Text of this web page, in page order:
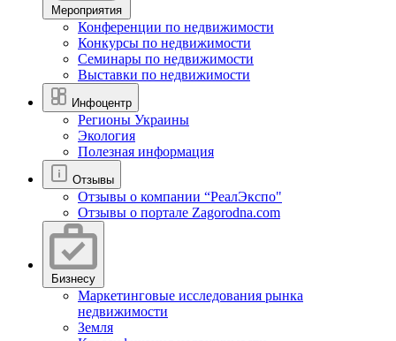
Мероприятия
Конференции по недвижимости
Конкурсы по недвижимости
Семинары по недвижимости
Выставки по недвижимости
Инфоцентр
Регионы Украины
Экология
Полезная информация
Отзывы
Отзывы о компании “РеалЭкспо"
Отзывы о портале Zagorodna.com
Бизнесу
Маркетинговые исследования рынка
недвижимости
Земля